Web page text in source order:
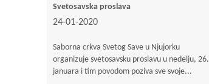
Svetosavska proslava
24-01-2020
Saborna crkva Svetog Save u Njujorku
organizuje svetosavsku proslavu u nedelju, 26.
januara i tim povodom poziva sve svoje...